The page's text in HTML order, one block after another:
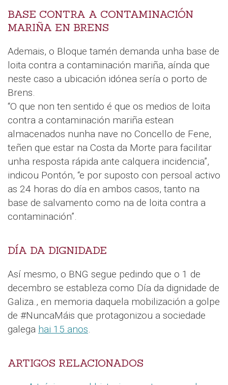
BASE CONTRA A CONTAMINACIÓN
MARIÑA EN BRENS
Ademais, o Bloque tamén demanda unha base de
loita contra a contaminación mariña, aínda que
neste caso a ubicación idónea sería o porto de
Brens.
“O que non ten sentido é que os medios de loita
contra a contaminación mariña estean
almacenados nunha nave no Concello de Fene,
teñen que estar na Costa da Morte para facilitar
unha resposta rápida ante calquera incidencia”,
indicou Pontón, “e por suposto con persoal activo
as 24 horas do día en ambos casos, tanto na
base de salvamento como na de loita contra a
contaminación”.
DÍA DA DIGNIDADE
Así mesmo, o BNG segue pedindo que o 1 de
decembro se estableza como Día da dignidade de
Galiza., en memoria daquela mobilización a golpe
de #NuncaMáis que protagonizou a sociedade
galega hai 15 anos.
ARTIGOS RELACIONADOS